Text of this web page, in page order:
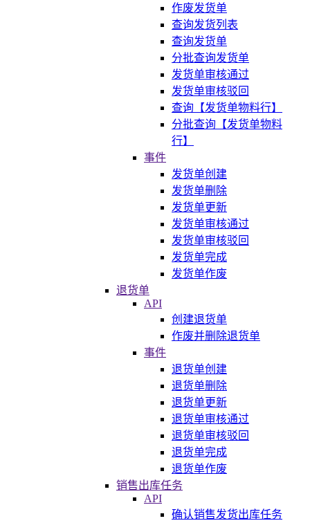
作废发货单
查询发货列表
查询发货单
分批查询发货单
发货单审核通过
发货单审核驳回
查询【发货单物料行】
分批查询【发货单物料
行】
事件
发货单创建
发货单删除
发货单更新
发货单审核通过
发货单审核驳回
发货单完成
发货单作废
退货单
API
创建退货单
作废并删除退货单
事件
退货单创建
退货单删除
退货单更新
退货单审核通过
退货单审核驳回
退货单完成
退货单作废
销售出库任务
API
确认销售发货出库任务